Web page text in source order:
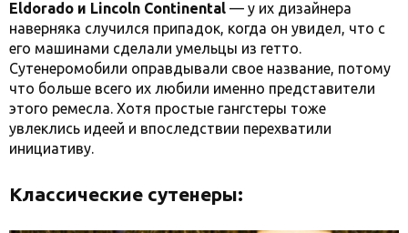
Eldorado и Lincoln Continental — у их дизайнера
наверняка случился припадок, когда он увидел, что с
его машинами сделали умельцы из гетто.
Сутенеромобили оправдывали свое название, потому
что больше всего их любили именно представители
этого ремесла. Хотя простые гангстеры тоже
увлеклись идеей и впоследствии перехватили
инициативу.
Классические сутенеры: